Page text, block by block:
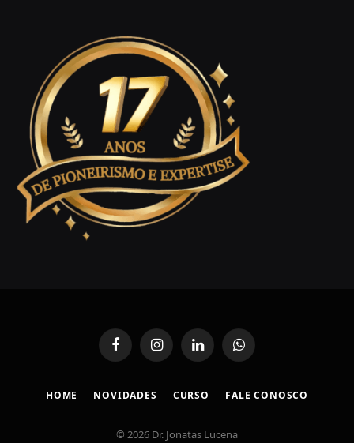
FacebookInstagramLinkedInWhatsApp
HOME NOVIDADES CURSO FALE CONOSCO
© 2026 Dr. Jonatas Lucena